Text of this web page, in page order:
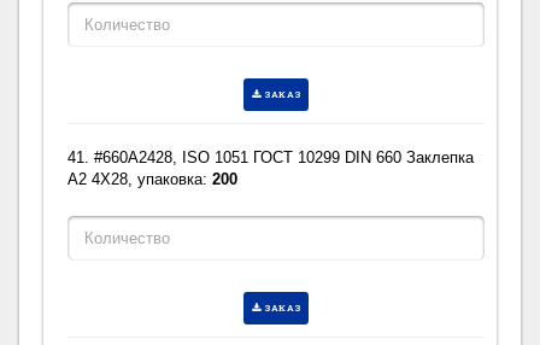
ЗАКАЗ
41. #660A2428, ISO 1051 ГОСТ 10299 DIN 660 Заклепка
A2 4X28, упаковка:200
ЗАКАЗ